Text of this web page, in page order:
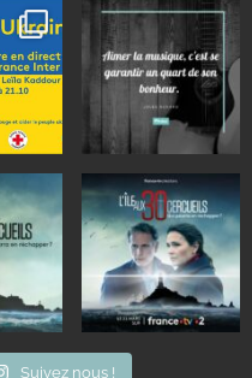
Suivez nous !